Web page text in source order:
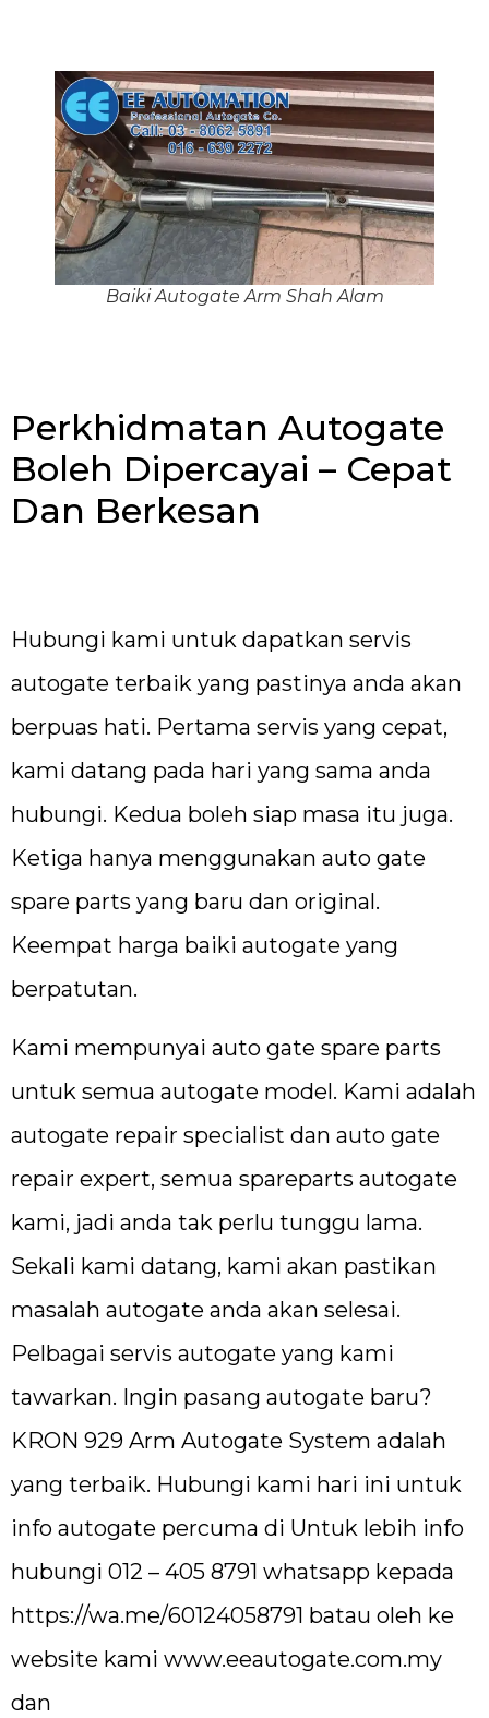
Baiki Autogate Arm Shah Alam
Perkhidmatan Autogate
Boleh Dipercayai – Cepat
Dan Berkesan
Hubungi kami untuk dapatkan servis
autogate terbaik yang pastinya anda akan
berpuas hati. Pertama servis yang cepat,
kami datang pada hari yang sama anda
hubungi. Kedua boleh siap masa itu juga.
Ketiga hanya menggunakan auto gate
spare parts yang baru dan original.
Keempat harga baiki autogate yang
berpatutan.
Kami mempunyai auto gate spare parts
untuk semua autogate model. Kami adalah
autogate repair specialist dan auto gate
repair expert, semua spareparts autogate
kami, jadi anda tak perlu tunggu lama.
Sekali kami datang, kami akan pastikan
masalah autogate anda akan selesai.
Pelbagai servis autogate yang kami
tawarkan. Ingin pasang autogate baru?
KRON 929 Arm Autogate System adalah
yang terbaik. Hubungi kami hari ini untuk
info autogate percuma di Untuk lebih info
hubungi 012 – 405 8791 whatsapp kepada
https://wa.me/60124058791 batau oleh ke
website kami www.eeautogate.com.my
dan